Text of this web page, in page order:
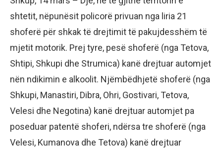
shtetit, nëpunësit policorë privuan nga liria 21
shoferë për shkak të drejtimit të pakujdesshëm të
mjetit motorik. Prej tyre, pesë shoferë (nga Tetova,
Shtipi, Shkupi dhe Strumica) kanë drejtuar automjet
nën ndikimin e alkoolit. Njëmbëdhjetë shoferë (nga
Shkupi, Manastiri, Dibra, Ohri, Gostivari, Tetova,
Velesi dhe Negotina) kanë drejtuar automjet pa
poseduar patentë shoferi, ndërsa tre shoferë (nga
Velesi, Kumanova dhe Tetova) kanë drejtuar